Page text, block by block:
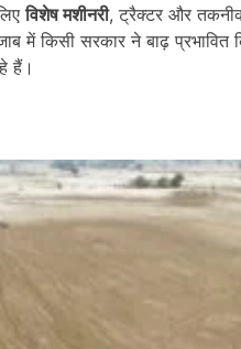
विशेष मशीनरी, ट्रैक्टर और
में किसी सरकार ने बाढ़
हैं।